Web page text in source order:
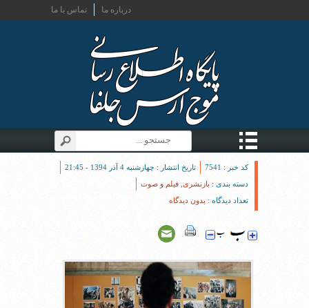
تماس با ما درباره ما
کد خبر : 7541
تاریخ انتشار : چهارشنبه 4 آذر 1394 - 21:45
دسته بندی : بازنشری فیلم و صوت
تعداد دیدگاه : بدون دیدگاه